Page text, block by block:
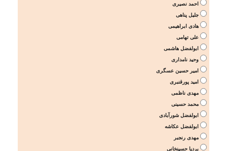
احمد نصیری
جلیل پناهی
هادی ابراهیمی
علی تهامی
ابولفضل هاشمی
وحید نامداری
امیر حسین عسگری
امید پورقنبری
مهدی ناظمی
محمد حسینی
ابولفضل شورآبادی
ابولفضل عکاشه
مهدی رنجبر
بردیا حسینخانی